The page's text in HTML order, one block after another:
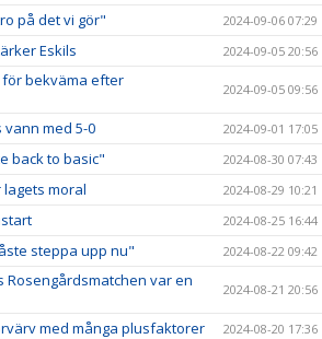
på det vi gör" 2024-09-06 07:29
Eskils 2024-09-05 20:56
för bekväma efter
2024-09-05 09:56
vann med 5-0 2024-09-01 17:05
back to basic" 2024-08-30 07:43
lagets moral 2024-08-29 10:21
2024-08-25 16:44
steppa upp nu" 2024-08-22 09:42
Rosengårdsmatchen var en
2024-08-21 20:56
med många plusfaktorer 2024-08-20 17:36